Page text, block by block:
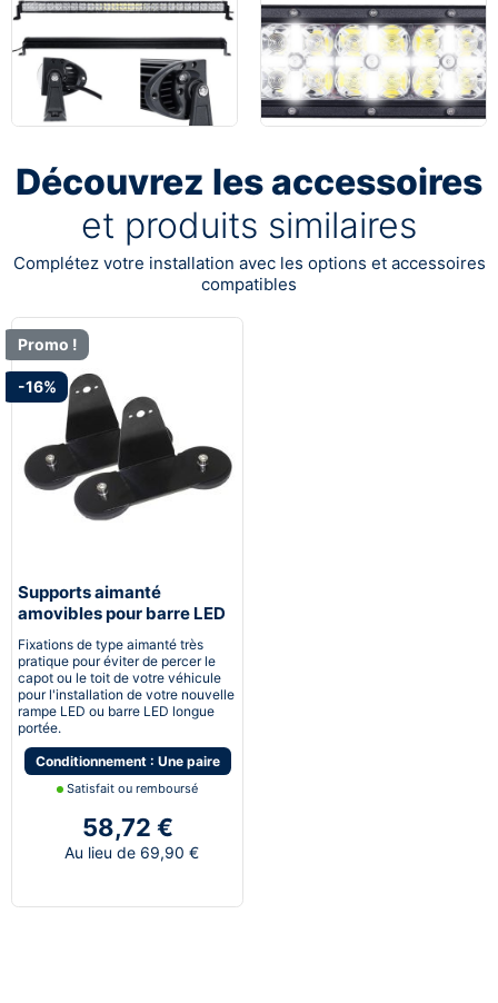
Découvrez les accessoires
et produits similaires
Complétez votre installation avec les options et accessoires
compatibles
Promo !
-16%
Supports aimanté
amovibles pour barre LED
et rampe LED longue
portée
Fixations de type aimanté très
pratique pour éviter de percer le
capot ou le toit de votre véhicule
pour l'installation de votre nouvelle
rampe LED ou barre LED longue
portée.
Conditionnement : Une paire
Satisfait ou remboursé
58,72 €
Au lieu de 69,90 €